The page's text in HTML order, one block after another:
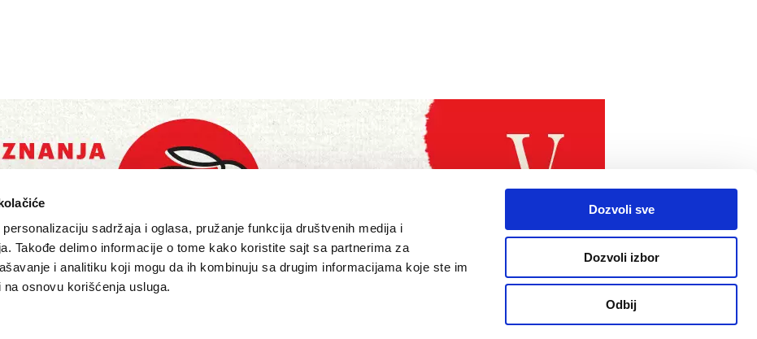
sadržaja i oglasa, pružanje funkcija društvenih medija i
Takođe delimo informacije o tome kako koristite sajt sa partnerima za
i analitiku koji mogu da ih kombinuju sa drugim informacijama koje ste im
osnovu korišćenja usluga.
Dozvoli sve
Dozvoli izbor
Odbij